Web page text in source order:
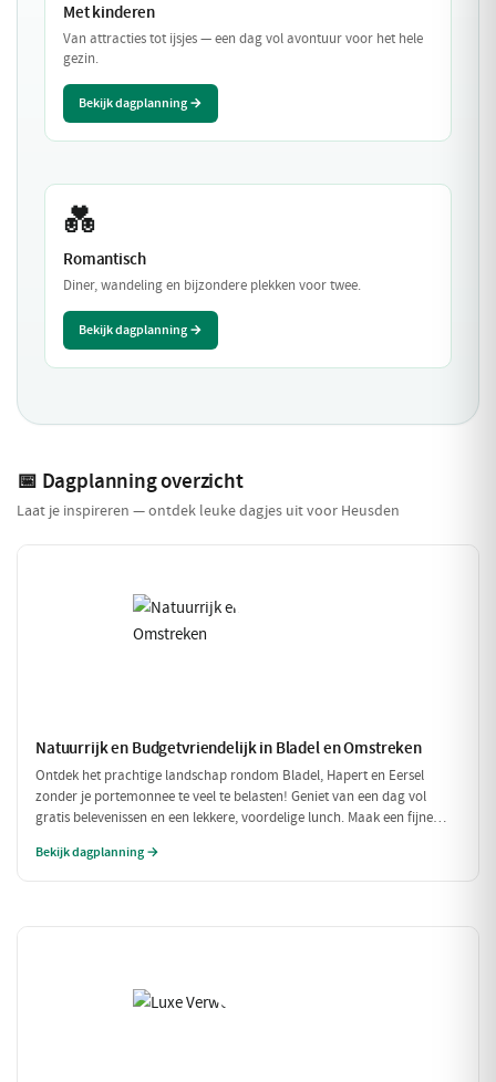
Met kinderen
Van attracties tot ijsjes — een dag vol avontuur voor het hele
gezin.
Bekijk dagplanning →
💑
Romantisch
Diner, wandeling en bijzondere plekken voor twee.
Bekijk dagplanning →
📅 Dagplanning overzicht
Laat je inspireren — ontdek leuke dagjes uit voor Heusden
Natuurrijk en Budgetvriendelijk in Bladel en Omstreken
Ontdek het prachtige landschap rondom Bladel, Hapert en Eersel
zonder je portemonnee te veel te belasten! Geniet van een dag vol
gratis belevenissen en een lekkere, voordelige lunch. Maak een fijne
hap.
Bekijk dagplanning →